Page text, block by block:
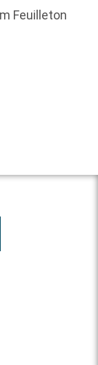
Feuilleton